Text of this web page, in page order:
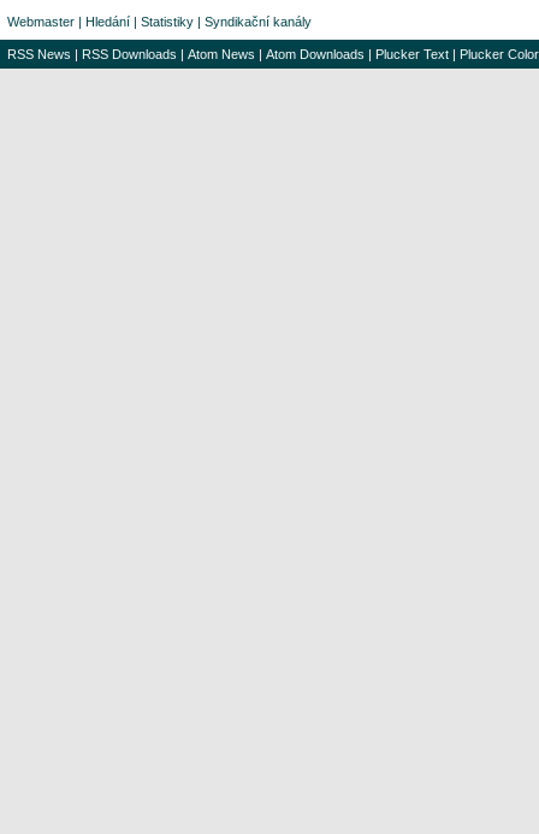
Webmaster | Hledání | Statistiky | Syndikační kanály
RSS News | RSS Downloads | Atom News | Atom Downloads | Plucker Text | Plucker Color